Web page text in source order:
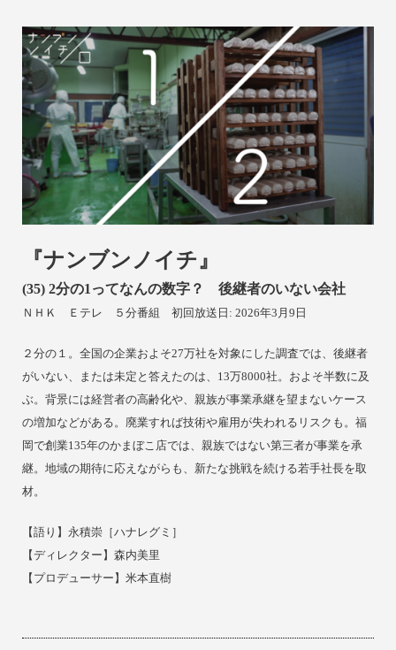
『ナンブンノイチ』
(35) 2分の1ってなんの数字？ 後継者のいない会社
ＮＨＫ Ｅテレ ５分番組 初回放送日: 2026年3月9日
２分の１。全国の企業およそ27万社を対象にした調査では、後継者
がいない、または未定と答えたのは、13万8000社。およそ半数に及
ぶ。背景には経営者の高齢化や、親族が事業承継を望まないケース
の増加などがある。廃業すれば技術や雇用が失われるリスクも。福
岡で創業135年のかまぼこ店では、親族ではない第三者が事業を承
継。地域の期待に応えながらも、新たな挑戦を続ける若手社長を取
材。
【語り】 永積崇［ハナレグミ］
【ディレクター】 森内美里
【プロデューサー】米本直樹